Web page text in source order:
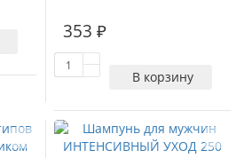
353 ₽
В корзину